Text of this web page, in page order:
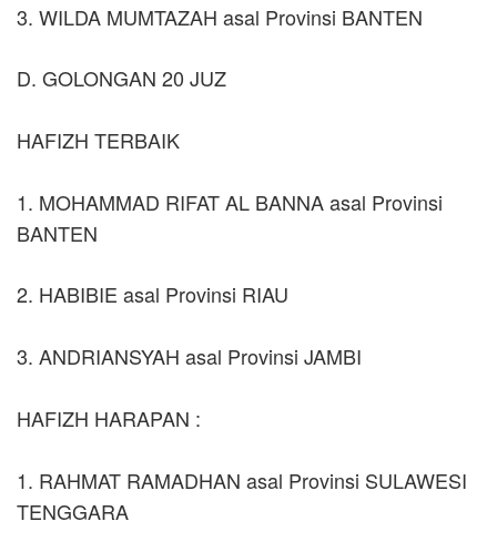
3. WILDA MUMTAZAH asal Provinsi BANTEN
D. GOLONGAN 20 JUZ
HAFIZH TERBAIK
1. MOHAMMAD RIFAT AL BANNA asal Provinsi
BANTEN
2. HABIBIE asal Provinsi RIAU
3. ANDRIANSYAH asal Provinsi JAMBI
HAFIZH HARAPAN :
1. RAHMAT RAMADHAN asal Provinsi SULAWESI
TENGGARA